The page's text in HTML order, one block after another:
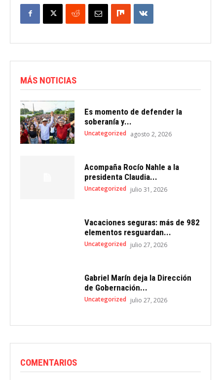
MÁS NOTICIAS
Es momento de defender la
soberanía y...
Uncategorized agosto 2, 2026
Acompaña Rocío Nahle a la
presidenta Claudia...
Uncategorized julio 31, 2026
Vacaciones seguras: más de 982
elementos resguardan...
Uncategorized julio 27, 2026
Gabriel Marín deja la Dirección
de Gobernación...
Uncategorized julio 27, 2026
COMENTARIOS